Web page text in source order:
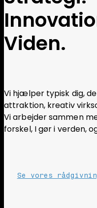
Viden.
Vi hjælper typisk dig,
attraktion, kreativ
Vi arbejder sammen
forskel, I gør i verden,
Se vores